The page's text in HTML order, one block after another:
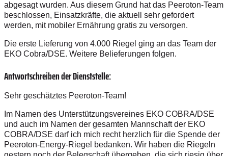
abgesagt wurden. Aus diesem Grund hat das Peeroton-Team
beschlossen, Einsatzkräfte, die aktuell sehr gefordert
werden, mit mobiler Ernährung gratis zu versorgen.
Die erste Lieferung von 4.000 Riegel ging an das Team der
EKO Cobra/DSE. Weitere Belieferungen folgen.
Antwortschreiben der Dienststelle:
Sehr geschätztes Peeroton-Team!
Im Namen des Unterstützungsvereines EKO COBRA/DSE
und auch im Namen der gesamten Mannschaft der EKO
COBRA/DSE darf ich mich recht herzlich für die Spende der
Peeroton-Energy-Riegel bedanken. Wir haben die Riegeln